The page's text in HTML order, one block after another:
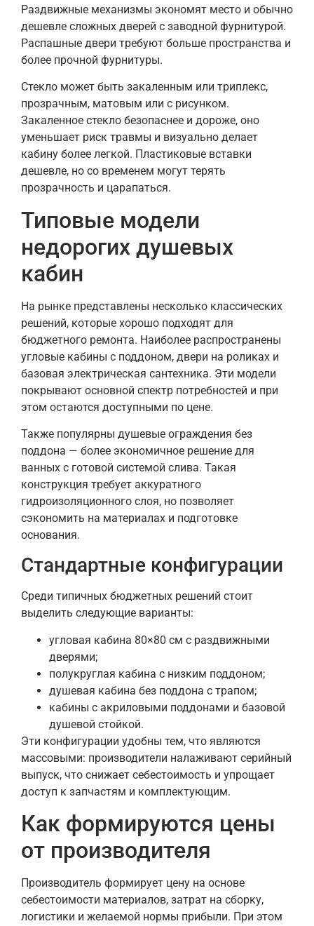
Раздвижные механизмы экономят место и обычно
дешевле сложных дверей с заводной фурнитурой.
Распашные двери требуют больше пространства и
более прочной фурнитуры.
Стекло может быть закаленным или триплекс,
прозрачным, матовым или с рисунком.
Закаленное стекло безопаснее и дороже, оно
уменьшает риск травмы и визуально делает
кабину более легкой. Пластиковые вставки
дешевле, но со временем могут терять
прозрачность и царапаться.
Типовые модели
недорогих душевых
кабин
На рынке представлены несколько классических
решений, которые хорошо подходят для
бюджетного ремонта. Наиболее распространены
угловые кабины с поддоном, двери на роликах и
базовая электрическая сантехника. Эти модели
покрывают основной спектр потребностей и при
этом остаются доступными по цене.
Также популярны душевые ограждения без
поддона — более экономичное решение для
ванных с готовой системой слива. Такая
конструкция требует аккуратного
гидроизоляционного слоя, но позволяет
сэкономить на материалах и подготовке
основания.
Стандартные конфигурации
Среди типичных бюджетных решений стоит
выделить следующие варианты:
угловая кабина 80×80 см с раздвижными
дверями;
полукруглая кабина с низким поддоном;
душевая кабина без поддона с трапом;
кабины с акриловыми поддонами и базовой
душевой стойкой.
Эти конфигурации удобны тем, что являются
массовыми: производители налаживают серийный
выпуск, что снижает себестоимость и упрощает
доступ к запчастям и комплектующим.
Как формируются цены
от производителя
Производитель формирует цену на основе
себестоимости материалов, затрат на сборку,
логистики и желаемой нормы прибыли. При этом